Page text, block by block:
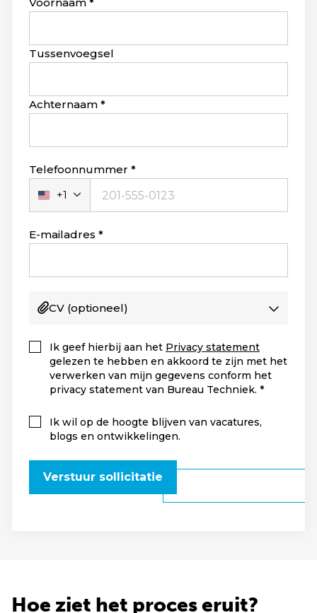
blank
Tussenvoegsel
Achternaam
Telefoonnummer
Verenigde
Staten
+1
+1
E-mailadres
CV (optioneel)
Ik geef hierbij aan het Privacy statement
gelezen te hebben en akkoord te zijn met het
verwerken van mijn gegevens conform het
privacy statement van Bureau Techniek.
Ik wil op de hoogte blijven van vacatures,
blogs en ontwikkelingen.
Verstuur sollicitatie
Hoe ziet het proces eruit?